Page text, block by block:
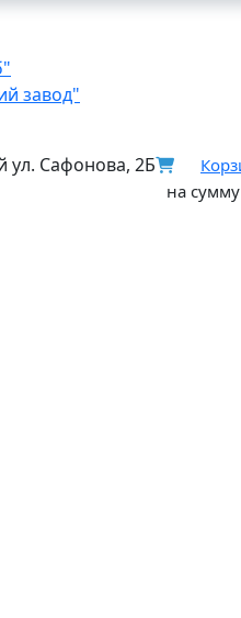
завод"
ул. Сафонова, 2Б
на сумму